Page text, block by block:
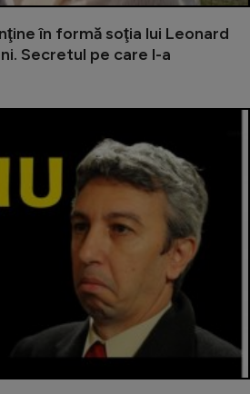
în formă soţia lui Leonard
Secretul pe care l-a